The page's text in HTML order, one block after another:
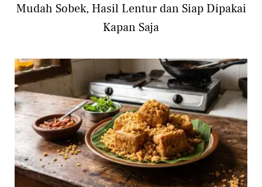
Mudah Sobek, Hasil Lentur dan Siap Dipakai
Kapan Saja